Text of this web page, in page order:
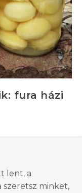
fura házi
lent, a
minket,